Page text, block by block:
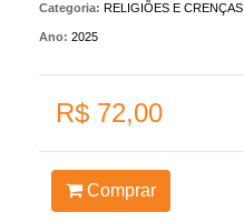
Categoria: RELIGIÕES E CRENÇAS
Ano: 2025
R$ 72,00
Comprar